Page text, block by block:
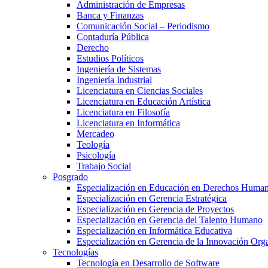
Administración de Empresas
Banca y Finanzas
Comunicación Social – Periodismo
Contaduría Pública
Derecho
Estudios Políticos
Ingeniería de Sistemas
Ingeniería Industrial
Licenciatura en Ciencias Sociales
Licenciatura en Educación Artística
Licenciatura en Filosofía
Licenciatura en Informática
Mercadeo
Teología
Psicología
Trabajo Social
Posgrado
Especialización en Educación en Derechos
Especialización en Gerencia Estratégica
Especialización en Gerencia de Proyectos
Especialización en Gerencia del Talento Humano
Especialización en Informática Educativa
Especialización en Gerencia de la Innovación
Tecnologías
Tecnología en Desarrollo de Software